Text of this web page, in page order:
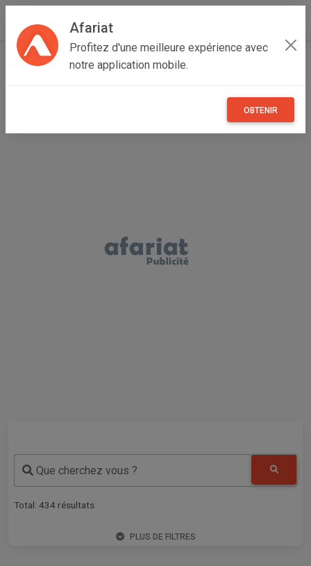
Afariat
Profitez d'une meilleure expérience avec
notre application mobile.
OBTENIR
Accueil Recherche Particulier
Que cherchez vous ?
Total: 434 résultats
PLUS DE FILTRES